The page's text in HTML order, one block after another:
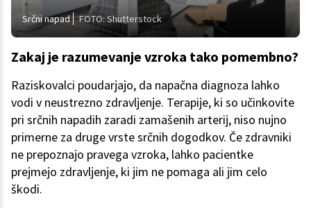
Srčni napad FOTO: Shutterstock
Zakaj je razumevanje vzroka tako pomembno?
Raziskovalci poudarjajo, da napačna diagnoza lahko
vodi v neustrezno zdravljenje. Terapije, ki so učinkovite
pri srčnih napadih zaradi zamašenih arterij, niso nujno
primerne za druge vrste srčnih dogodkov. Če zdravniki
ne prepoznajo pravega vzroka, lahko pacientke
prejmejo zdravljenje, ki jim ne pomaga ali jim celo
škodi.